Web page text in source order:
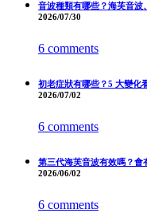
音波種類有哪些？海芙音波
2026/07/30
6 comments
初老症狀有哪些？5 大變化
2026/07/02
6 comments
第三代海芙音波有效嗎？會
2026/06/02
6 comments